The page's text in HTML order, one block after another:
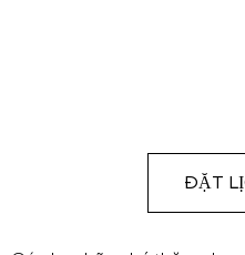
ĐẶT